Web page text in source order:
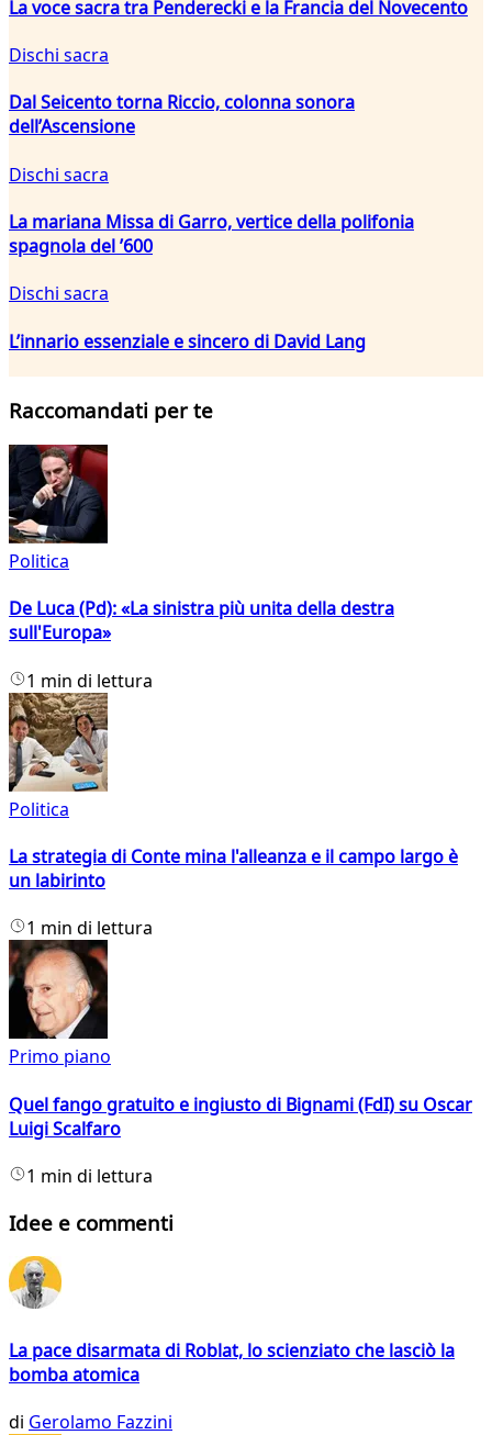
La voce sacra tra Penderecki e la Francia del Novecento
Dischi sacra
Dal Seicento torna Riccio, colonna sonora
dell’Ascensione
Dischi sacra
La mariana Missa di Garro, vertice della polifonia
spagnola del ’600
Dischi sacra
L’innario essenziale e sincero di David Lang
Raccomandati per te
Politica
De Luca (Pd): «La sinistra più unita della destra
sull'Europa»
1 min di lettura
Politica
La strategia di Conte mina l'alleanza e il campo largo è
un labirinto
1 min di lettura
Primo piano
Quel fango gratuito e ingiusto di Bignami (FdI) su Oscar
Luigi Scalfaro
1 min di lettura
Idee e commenti
La pace disarmata di Roblat, lo scienziato che lasciò la
bomba atomica
di Gerolamo Fazzini